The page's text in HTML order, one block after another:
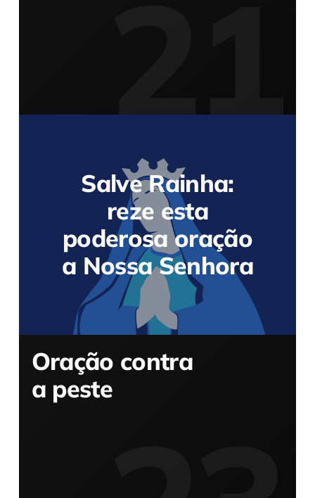
Salve Rainha:
reze esta
poderosa oração
a Nossa Senhora
Oração contra
a peste